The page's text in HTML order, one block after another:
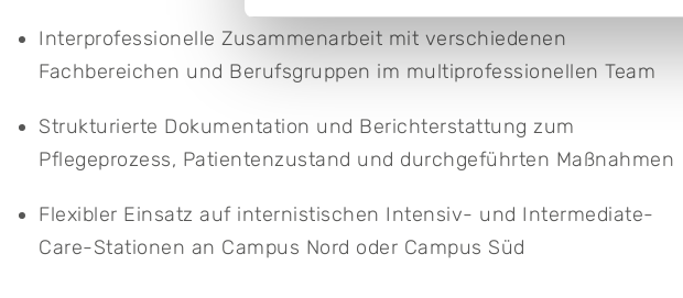
Interprofessionelle Zusammenarbeit mit verschiedenen
Fachbereichen und Berufsgruppen im multiprofessionellen Team
Strukturierte Dokumentation und Berichterstattung zum
Pflegeprozess, Patientenzustand und durchgeführten Maßnahmen
Flexibler Einsatz auf internistischen Intensiv- und Intermediate-
Care-Stationen an Campus Nord oder Campus Süd